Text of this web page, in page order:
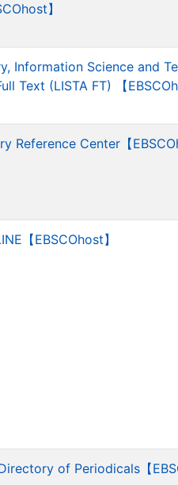
】
Information Science and
Text (LISTA FT) 【
Reference Center【
【EBSCOhost】
of Periodicals【